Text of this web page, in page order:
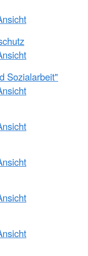
Sozialarbeit"